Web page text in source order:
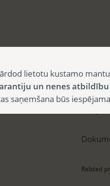
Related
lietotu kustamo
un nenes
saņemšana būs